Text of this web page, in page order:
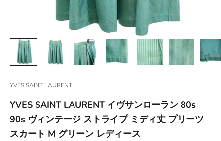
YVES SAINT LAURENT
YVES SAINT LAURENT イヴサンローラン 80s
90s ヴィンテージ ストライプ ミディ丈 プリーツ
スカート M グリーン レディース